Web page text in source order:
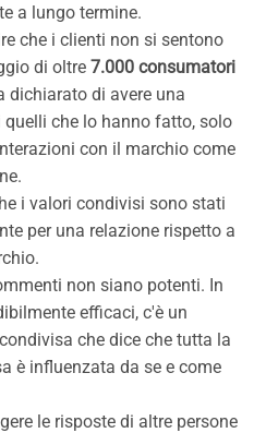
a lungo termine.
che i clienti non si sentono
di oltre 7.000 consumatori
dichiarato di avere una
che lo hanno fatto, solo
con il marchio come
i valori condivisi sono stati
per una relazione rispetto a
non siano potenti. In
efficaci, c'è un
che dice che tutta la
è influenzata da se e come
le risposte di altre persone